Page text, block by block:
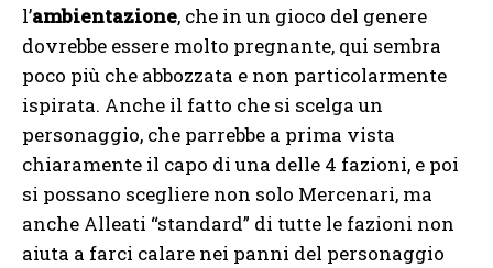
l’ambientazione, che in un gioco del genere
dovrebbe essere molto pregnante, qui sembra
poco più che abbozzata e non particolarmente
ispirata. Anche il fatto che si scelga un
personaggio, che parrebbe a prima vista
chiaramente il capo di una delle 4 fazioni, e poi
si possano scegliere non solo Mercenari, ma
anche Alleati “standard” di tutte le fazioni non
aiuta a farci calare nei panni del personaggio